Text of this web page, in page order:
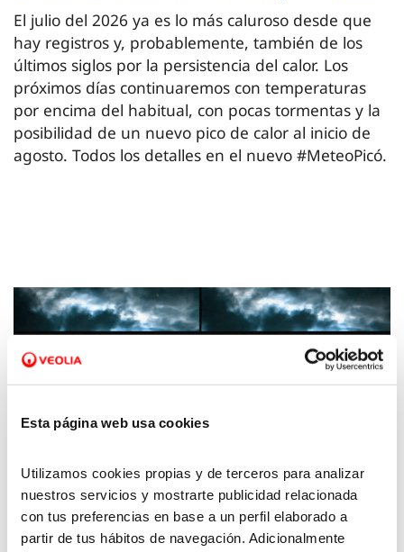
Esta página web usa cookies
Utilizamos cookies propias y de terceros para analizar
nuestros servicios y mostrarte publicidad relacionada
con tus preferencias en base a un perfil elaborado a
partir de tus hábitos de navegación. Adicionalmente
El julio del 2026 ya es lo más caluroso desde que
hay registros y, probablemente, también de los
últimos siglos por la persistencia del calor. Los
próximos días continuaremos con temperaturas
por encima del habitual, con pocas tormentas y la
posibilidad de un nuevo pico de calor al inicio de
agosto. Todos los detalles en el nuevo #MeteoPicó.
08 ABR 2024
La Meteo con Picó - 5 de abril de 2024